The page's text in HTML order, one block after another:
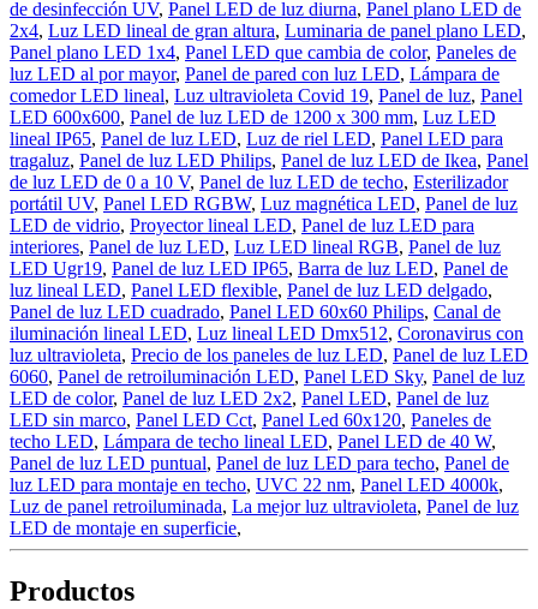
de desinfección UV, Panel LED de luz diurna, Panel plano LED de
2x4, Luz LED lineal de gran altura, Luminaria de panel plano LED,
Panel plano LED 1x4, Panel LED que cambia de color, Paneles de
luz LED al por mayor, Panel de pared con luz LED, Lámpara de
comedor LED lineal, Luz ultravioleta Covid 19, Panel de luz, Panel
LED 600x600, Panel de luz LED de 1200 x 300 mm, Luz LED
lineal IP65, Panel de luz LED, Luz de riel LED, Panel LED para
tragaluz, Panel de luz LED Philips, Panel de luz LED de Ikea, Panel
de luz LED de 0 a 10 V, Panel de luz LED de techo, Esterilizador
portátil UV, Panel LED RGBW, Luz magnética LED, Panel de luz
LED de vidrio, Proyector lineal LED, Panel de luz LED para
interiores, Panel de luz LED, Luz LED lineal RGB, Panel de luz
LED Ugr19, Panel de luz LED IP65, Barra de luz LED, Panel de
luz lineal LED, Panel LED flexible, Panel de luz LED delgado,
Panel de luz LED cuadrado, Panel LED 60x60 Philips, Canal de
iluminación lineal LED, Luz lineal LED Dmx512, Coronavirus con
luz ultravioleta, Precio de los paneles de luz LED, Panel de luz LED
6060, Panel de retroiluminación LED, Panel LED Sky, Panel de luz
LED de color, Panel de luz LED 2x2, Panel LED, Panel de luz
LED sin marco, Panel LED Cct, Panel Led 60x120, Paneles de
techo LED, Lámpara de techo lineal LED, Panel LED de 40 W,
Panel de luz LED puntual, Panel de luz LED para techo, Panel de
luz LED para montaje en techo, UVC 22 nm, Panel LED 4000k,
Luz de panel retroiluminada, La mejor luz ultravioleta, Panel de luz
LED de montaje en superficie,
Productos